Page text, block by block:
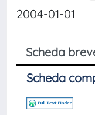
2004-01-01
Scheda
Scheda